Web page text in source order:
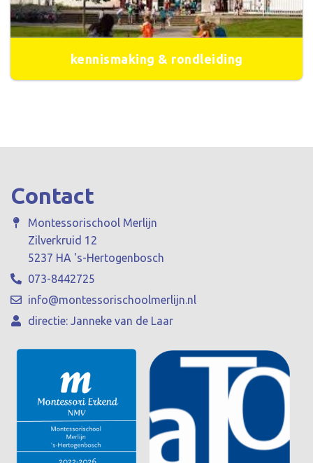
kennismaking & rondleiding
Contact
Montessorischool Merlijn
Zilverkruid 12
5237 HA 's-Hertogenbosch
073-8442725
info@montessorischoolmerlijn.nl
directie: Janneke van de Laar